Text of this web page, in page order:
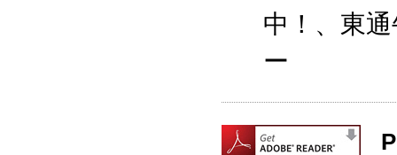
中！、東
ー